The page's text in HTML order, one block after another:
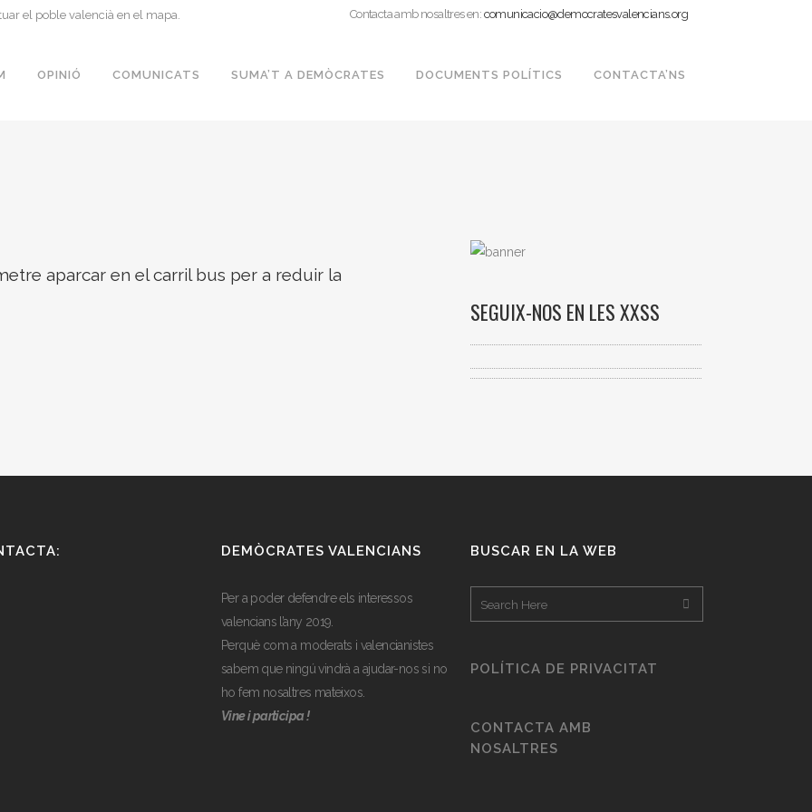
el poble valencià en el mapa. Contacta amb nosaltres en: comunicacio@democratesvalencians.org
OPINIÓ COMUNICATS SUMA’T A DEMÒCRATES DOCUMENTS POLÍTICS CONTACTA’NS
aparcar en el carril bus per a reduir la
SEGUIX-NOS EN LES XXSS
DEMÒCRATES VALENCIANS
Per a poder defendre els interessos
valencians l’any 2019.
Perquè com a moderats i valencianistes
sabem que ningú vindrà a ajudar-nos si no
ho fem nosaltres mateixos.
Vine i participa !
BUSCAR EN LA WEB
POLÍTICA DE PRIVACITAT
CONTACTA AMB
NOSALTRES